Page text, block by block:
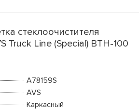
стеклоочистителя
Truck Line (Special) BTH-100
A78159S
AVS
Каркасный